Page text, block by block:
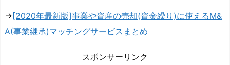
→[2020年最新版]事業や資産の売却(資金繰り)に使えるM&
A(事業継承)マッチングサービスまとめ
スポンサーリンク